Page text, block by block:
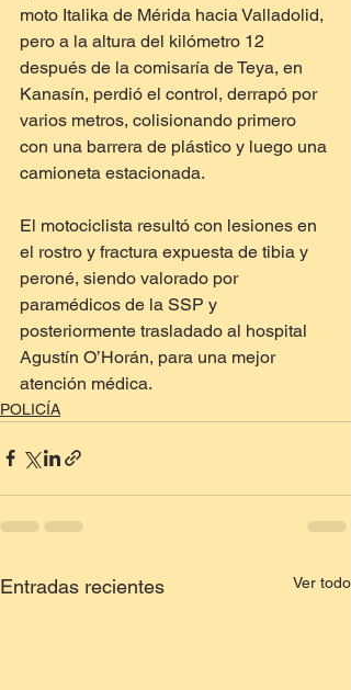
moto Italika de Mérida hacia Valladolid,
pero a la altura del kilómetro 12
después de la comisaría de Teya, en
Kanasín, perdió el control, derrapó por
varios metros, colisionando primero
con una barrera de plástico y luego una
camioneta estacionada.
El motociclista resultó con lesiones en
el rostro y fractura expuesta de tibia y
peroné, siendo valorado por
paramédicos de la SSP y
posteriormente trasladado al hospital
Agustín O’Horán, para una mejor
atención médica.
POLICÍA
Entradas recientes Ver todo